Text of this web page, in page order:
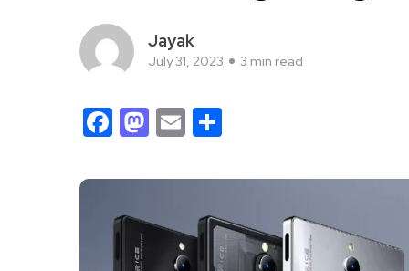
Jayak
July 31, 2023 3 min read
Facebook
Mastodon
Email